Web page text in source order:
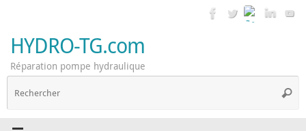
contenu
HYDRO-TG.com
Réparation pompe hydraulique